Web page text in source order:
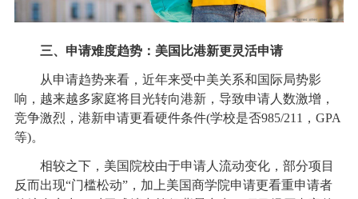
三、申请难度趋势：美国比港新更灵活申请
从申请趋势来看，近年来受中美关系和国际局势影
响，越来越多家庭将目光转向港新，导致申请人数激增，
竞争激烈，港新申请更看硬件条件(学校是否985/211，GPA
等)。
相较之下，美国院校由于申请人流动变化，部分项目
反而出现“门槛松动”，加上美国商学院申请更看重申请者